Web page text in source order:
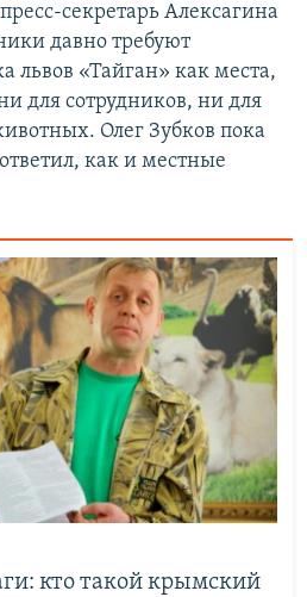
секретарь Алексагина
давно требуют
львов «Тайган» как места,
для сотрудников, ни для
Олег Зубков пока
как и местные
кто такой крымский